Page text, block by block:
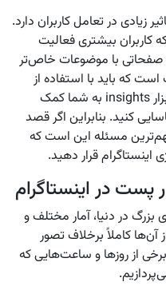
زیادی در تعامل کاربران دارد.
کاربران بیشتری فعالیت
صفحاتی با موضوعات خاص‌تر
که باید با استفاده از
ابزارهای مختلف آن را شناسایی کرد. ابزار insights به شما کمک
کنید. بنابراین اگر قصد
مسئله این است که
قرار دهید.
در اینستاگرام
در دنیا، آمار مختلف و
آن‌ها کاملاً برخلاف تصور
از روزها و ساعت‌هایی که